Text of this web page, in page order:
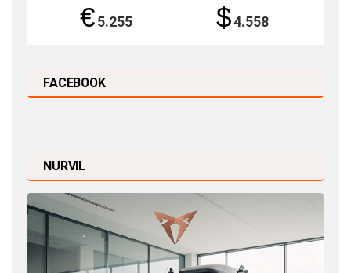
€5.255 $4.558
FACEBOOK
NURVIL